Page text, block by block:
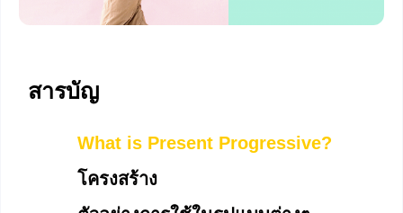
สารบัญ
What is Present Progressive?
โครงสร้าง